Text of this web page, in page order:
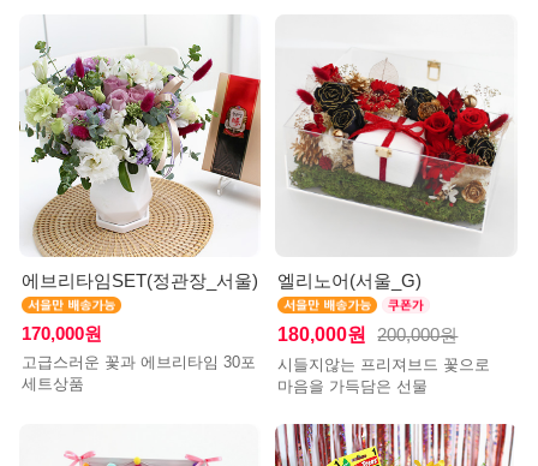
에브리타임SET(정관장_서울)
170,000원
고급스러운 꽃과 에브리타임 30포
세트상품
엘리노어(서울_G)
180,000원 200,000원
시들지않는 프리져브드 꽃으로
마음을 가득담은 선물